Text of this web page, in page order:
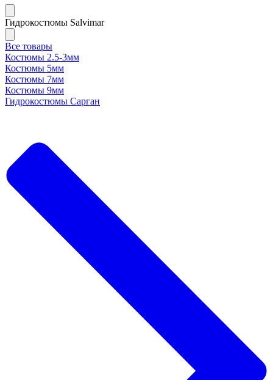
Гидрокостюмы Salvimar
Все товары
Костюмы 2.5-3мм
Костюмы 5мм
Костюмы 7мм
Костюмы 9мм
Гидрокостюмы Сарган